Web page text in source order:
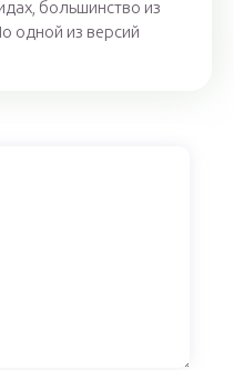
большинство из
одной из версий